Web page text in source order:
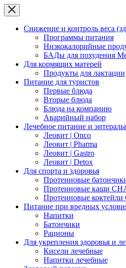
Снижение и контроль веса
Программы питания
Низкокалорийные
БАДы для похудения
Для кормящих матерей
Продукты для лактации
Питание для туристов
Первые блюда
Вторые блюда
Блюда на компанию
Аварийный набор
Лечебное питание и
Леовит | Onco
Леовит | Pharma
Леовит | Gastro
Леовит | Detox
Для спорта и здоровья
Протеиновые
Протеиновые каши
Протеиновые
Питание при вредных
Напитки
Батончики
Рационы
Для укрепления здоровья и
Кисели лечебные
Напитки лечебные